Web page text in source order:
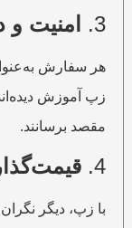
3. امنیت
هر سفارش
زپ آموزش
مقصد برسانند.
4.
با زپ، دیگر